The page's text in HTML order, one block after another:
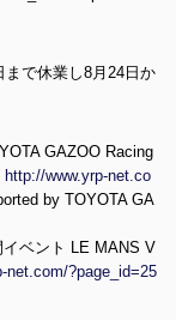
で休業し8月24日か
GAZOO Racing
http://www.yrp-net.co
by TOYOTA GA
イベント LE MANS V
net.com/?page_id=25